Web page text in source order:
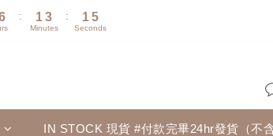
:
1
0
3
2
Minutes
:
1
0
5
4
Seconds
IN STOCK 現貨 #付款完畢24hr發貨（不含